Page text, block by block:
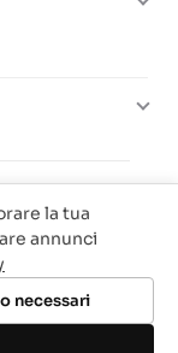
la tua
annunci
necessari